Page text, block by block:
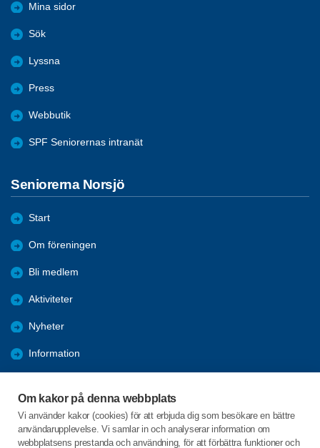
Om kakor på denna webbplats
Vi använder kakor (cookies) för att erbjuda dig som besökare en bättre
användarupplevelse. Vi samlar in och analyserar information om
webbplatsens prestanda och användning, för att förbättra funktioner och
Mina sidor
Sök
Lyssna
Press
Webbutik
SPF Seniorernas intranät
Seniorerna Norsjö
Start
Om föreningen
Bli medlem
Aktiviteter
Nyheter
Information
Bilder och reportage